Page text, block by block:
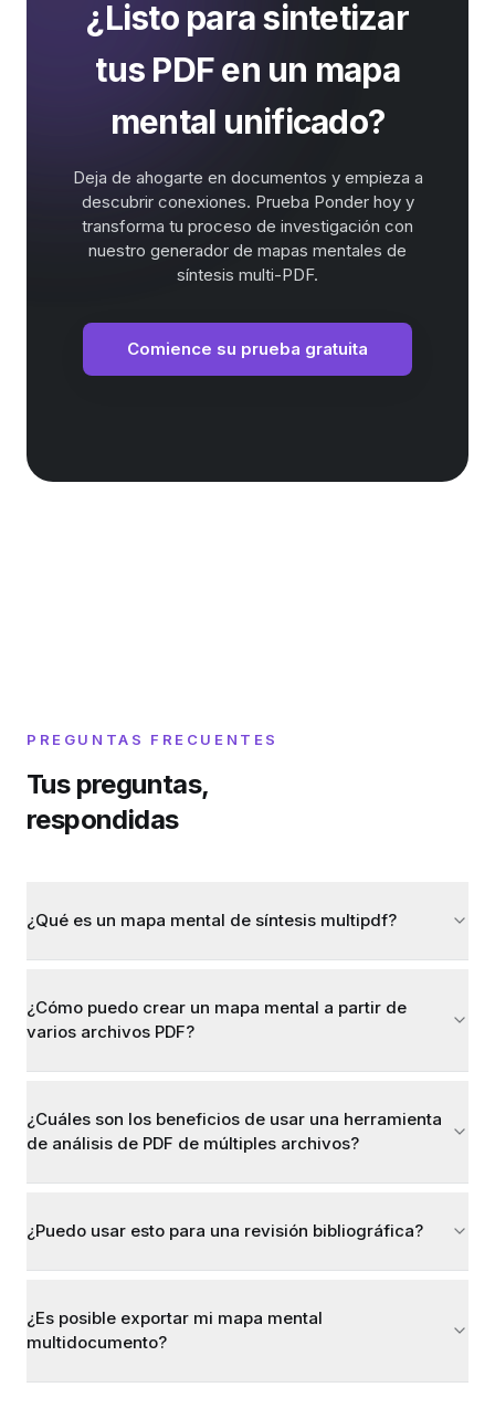
¿Listo para sintetizar
tus PDF en un mapa
mental unificado?
Deja de ahogarte en documentos y empieza a
descubrir conexiones. Prueba Ponder hoy y
transforma tu proceso de investigación con
nuestro generador de mapas mentales de
síntesis multi-PDF.
Comience su prueba gratuita
PREGUNTAS FRECUENTES
Tus preguntas,
respondidas
¿Qué es un mapa mental de síntesis multipdf?
¿Cómo puedo crear un mapa mental a partir de
varios archivos PDF?
¿Cuáles son los beneficios de usar una herramienta
de análisis de PDF de múltiples archivos?
¿Puedo usar esto para una revisión bibliográfica?
¿Es posible exportar mi mapa mental
multidocumento?